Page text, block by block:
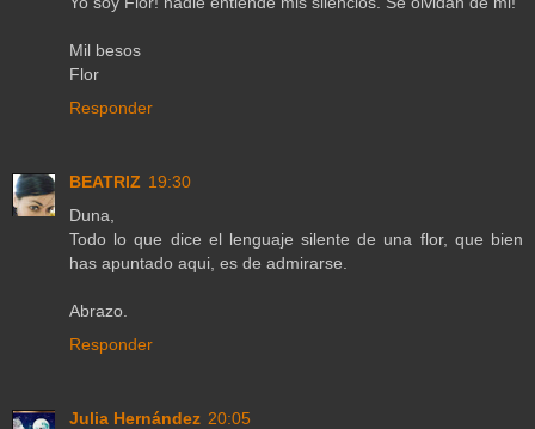
Mil besos
Flor
Responder
BEATRIZ 19:30
Duna,
Todo lo que dice el lenguaje silente de una flor, que bien
has apuntado aqui, es de admirarse.
Abrazo.
Responder
Julia Hernández 20:05